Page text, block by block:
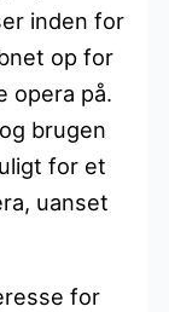
inden for
op for
opera på.
brugen
for et
uanset
for